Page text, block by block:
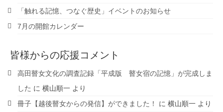
「触れる記憶、つなぐ歴史」イベントのお知らせ
7月の開館カレンダー
皆様からの応援コメント
高田瞽女文化の調査記録「平成版 瞽女宿の記憶」が完成しま
した に 横山順一 より
冊子【越後瞽女からの発信】ができました！
に 横山順一 より